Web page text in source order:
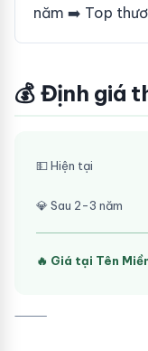
năm ➡️ Top
💰 Định giá
💵 Hiện tại
💎 Sau 2-3 năm
🔥 Giá tại Tên
⸻